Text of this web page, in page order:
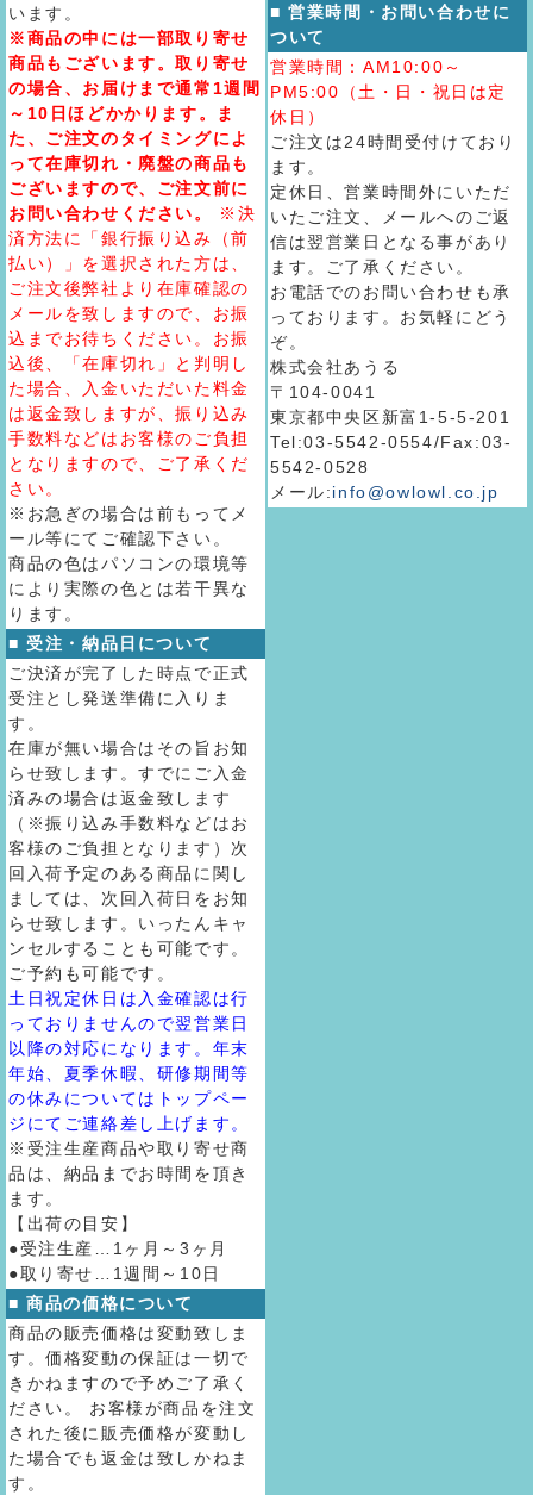
います。
※商品の中には一部取り寄せ
商品もございます。取り寄せ
の場合、お届けまで通常1週間
～10日ほどかかります。ま
た、ご注文のタイミングによ
って在庫切れ・廃盤の商品も
ございますので、ご注文前に
お問い合わせください。
※決
済方法に「銀行振り込み（前
払い）」を選択された方は、
ご注文後弊社より在庫確認の
メールを致しますので、お振
込までお待ちください。お振
込後、「在庫切れ」と判明し
た場合、入金いただいた料金
は返金致しますが、振り込み
手数料などはお客様のご負担
となりますので、ご了承くだ
さい。
※お急ぎの場合は前もってメ
ール等にてご確認下さい。
商品の色はパソコンの環境等
により実際の色とは若干異な
ります。
■ 受注・納品日について
ご決済が完了した時点で正式
受注とし発送準備に入りま
す。
在庫が無い場合はその旨お知
らせ致します。すでにご入金
済みの場合は返金致します
（※振り込み手数料などはお
客様のご負担となります）次
回入荷予定のある商品に関し
ましては、次回入荷日をお知
らせ致します。いったんキャ
ンセルすることも可能です。
ご予約も可能です。
土日祝定休日は入金確認は行
っておりませんので翌営業日
以降の対応になります。年末
年始、夏季休暇、研修期間等
の休みについてはトップペー
ジにてご連絡差し上げます。
※受注生産商品や取り寄せ商
品は、納品までお時間を頂き
ます。
【出荷の目安】
●受注生産…1ヶ月～3ヶ月
●取り寄せ…1週間～10日
■ 商品の価格について
商品の販売価格は変動致しま
す。価格変動の保証は一切で
きかねますので予めご了承く
ださい。 お客様が商品を注文
された後に販売価格が変動し
た場合でも返金は致しかねま
す。
■ 営業時間・お問い合わせに
ついて
営業時間：AM10:00～
PM5:00（土・日・祝日は定
休日）
ご注文は24時間受付けており
ます。
定休日、営業時間外にいただ
いたご注文、メールへのご返
信は翌営業日となる事があり
ます。ご了承ください。
お電話でのお問い合わせも承
っております。お気軽にどう
ぞ。
株式会社あうる
〒104-0041
東京都中央区新富1-5-5-201
Tel:03-5542-0554/Fax:03-
5542-0528
メール:info@owlowl.co.jp